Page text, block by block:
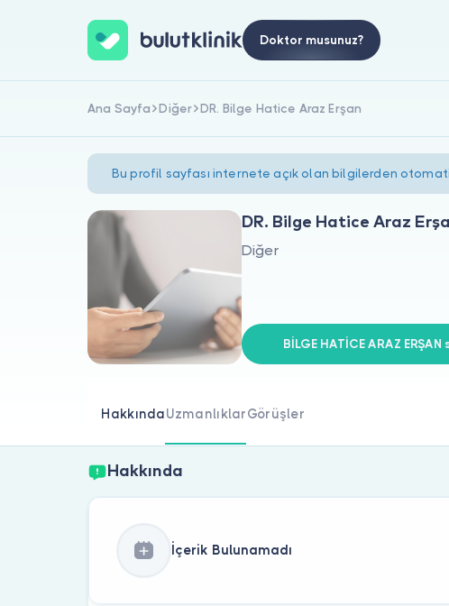
Doktor musunuz?
Ana Sayfa Diğer DR. Bilge Hatice Araz Erşan
Bu profil sayfası internete açık olan bilgilerden
DR. Bilge Hatice Araz
Diğer
BİLGE HATİCE ARAZ
HakkındaUzmanlıklarGörüşler
Hakkında
İçerik Bulunamadı